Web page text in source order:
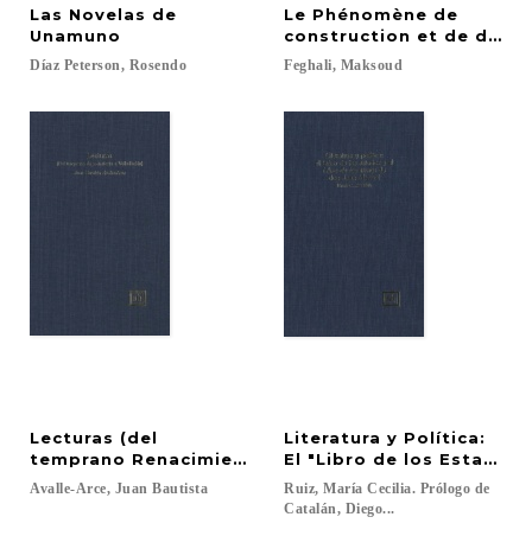
Las Novelas de
Unamuno
Díaz Peterson, Rosendo
Le Phénomène de
construction et de
Feghali, Maksoud
Lecturas (del
temprano Renacimiento a Valle Inclán)
Avalle-Arce, Juan Bautista
Literatura y Política:
El "Libro de los
Ruiz, María Cecilia. Prólogo de
Catalán, Diego...